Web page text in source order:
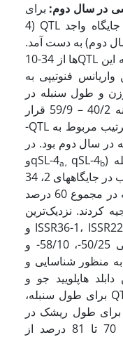
در سال دوم: برای
صفات بررسی شده در مجموع 19 جایگاه واجد QTL (4
15 جایگاه در سال دوم) به دست آمد.
واریانس فنوتیپی توجیه شده به وسیله این QTL­ها از 34-10
فنوتیپی به
و طول سنبله در
سال دوم به­دست آمد. LOD در دامنه 40/2 – 59/9 قرار
داشت. بیشترین و کمترین LOD به ترتیب مربوط به QTL­
در سال دوم بود. در
a، qSL-4b
و
) بر روی کروموزوم 4 به ترتیب در جایگاههای 2، 34
و 136 سانتی­مورگان شناسایی شد که در مجموع 60 درصد
کردند. نزدیک‌ترین
نشانگرها به این QTL­ها به ترتیب ISSR36-1، ISSR22-5 و
ISSR131-1 بود و دارای اثر افزایشی 50/25-، 58/10- و
بودند. وانگ و همکاران (32) به منظور شناسایی و
ژن کوتولگی در 92 لاین دابلد هاپلویید جو و
همبستگی آن با صفات زراعی دو QTL برای طول سنبله،
یک QTL برای تعداد دانه و یک QTL برای طول ریشک در
کروموزوم H3 شناسایی کردند که 70 تا 81 درصد از